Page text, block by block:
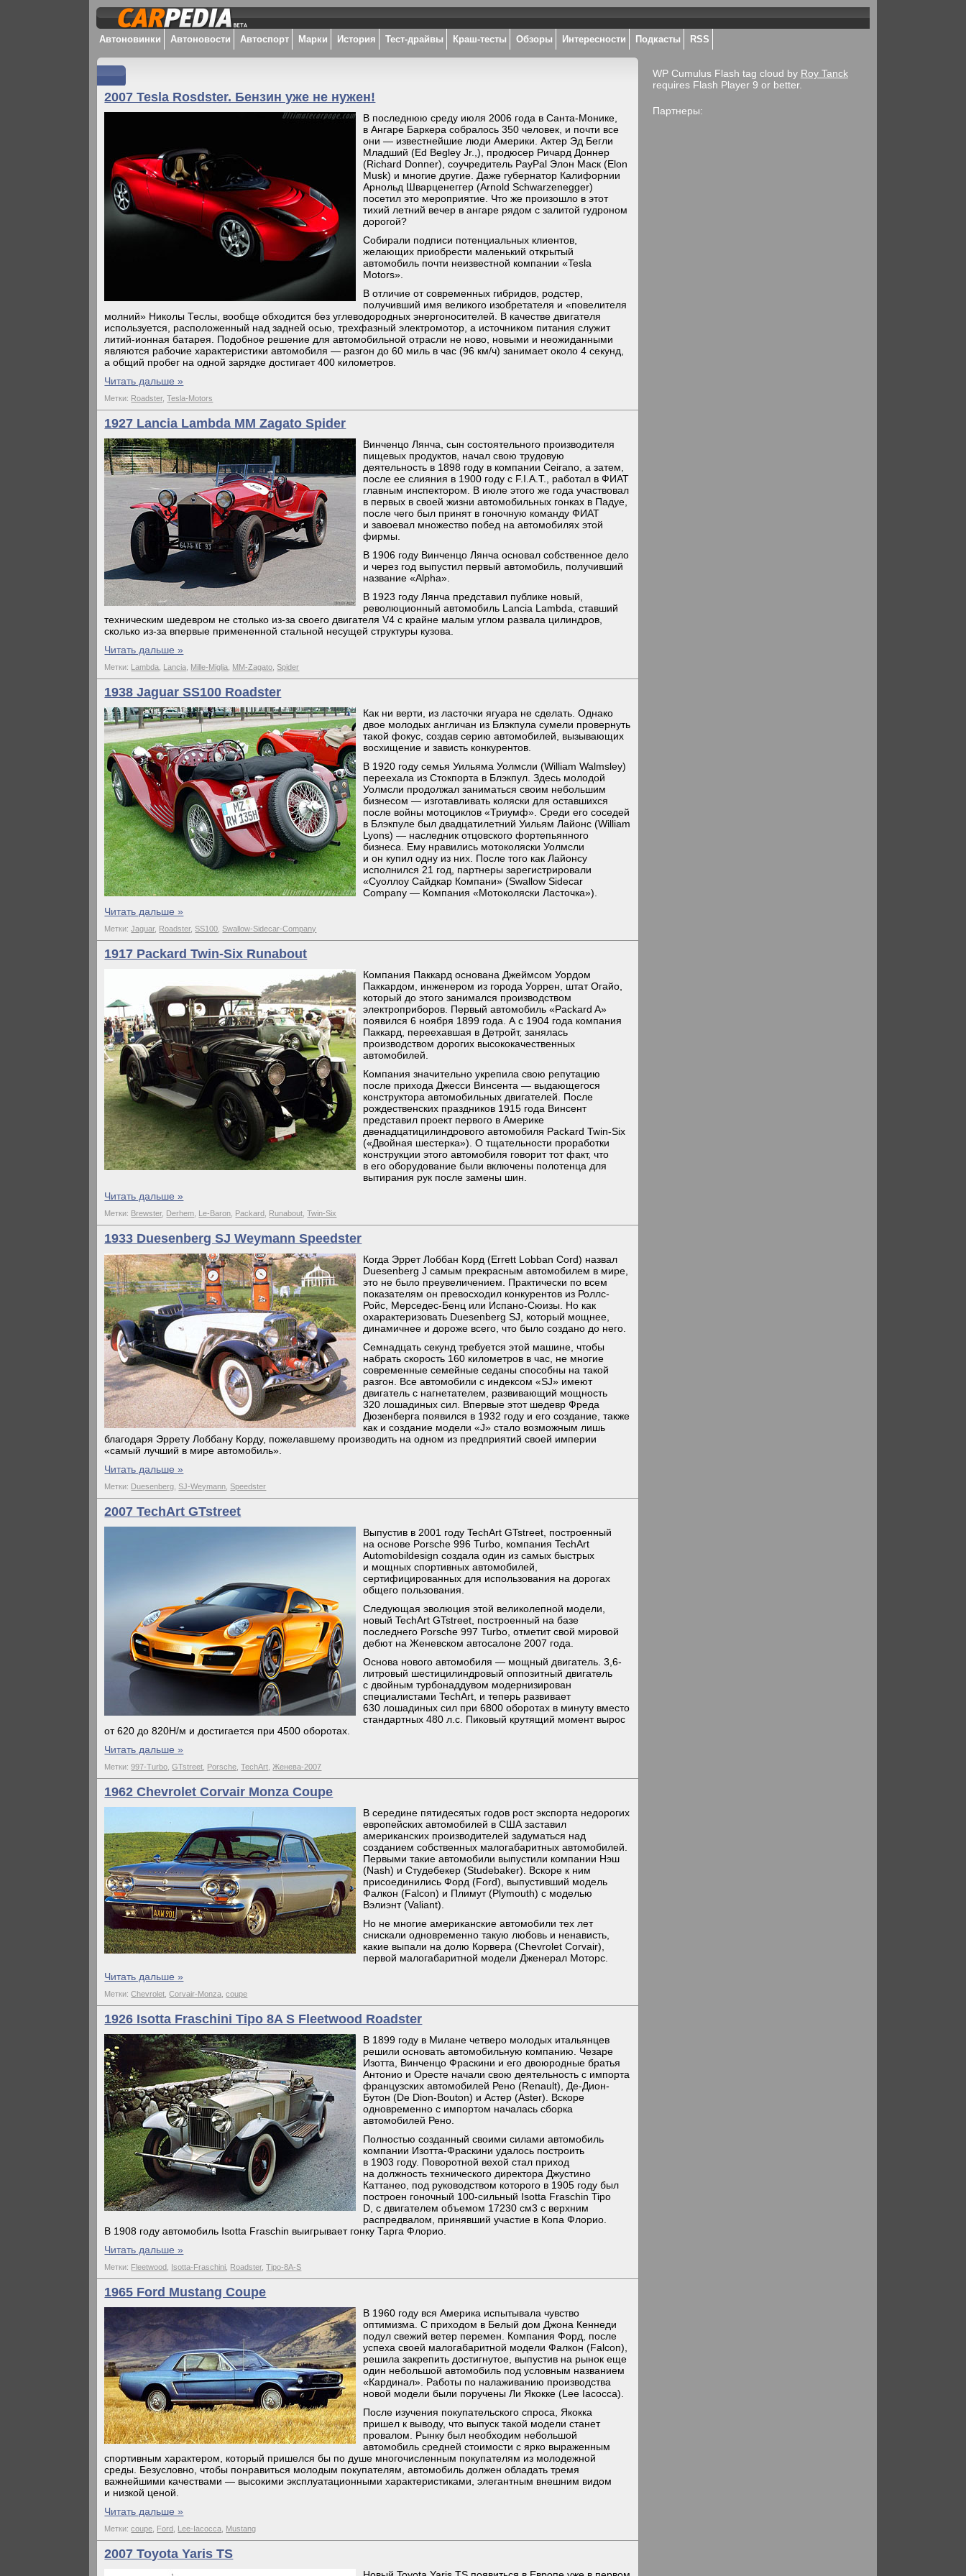
Автоновинки Автоновости Автоспорт Марки История Тест-драйвы Краш-тесты Обзоры Интересности Подкасты RSS
2007 Tesla Rosdster. Бензин уже не нужен!
В последнюю среду июля 2006 года в Санта-Монике,
в Ангаре Баркера собралось 350 человек, и почти все
они — известнейшие люди Америки. Актер Эд Бегли
Младший (Ed Begley Jr.,), продюсер Ричард Доннер
(Richard Donner), соучредитель PayPal Элон Маск (Elon
Musk) и многие другие. Даже губернатор Калифорнии
Арнольд Шварценеггер (Arnold Schwarzenegger)
посетил это мероприятие. Что же произошло в этот
тихий летний вечер в ангаре рядом с залитой гудроном
дорогой?
Собирали подписи потенциальных клиентов,
желающих приобрести маленький открытый
автомобиль почти неизвестной компании «Tesla
Motors».
В отличие от современных гибридов, родстер,
получивший имя великого изобретателя и «повелителя
молний» Николы Теслы, вообще обходится без углеводородных энергоносителей. В качестве двигателя
используется, расположенный над задней осью, трехфазный электромотор, а источником питания служит
литий-ионная батарея. Подобное решение для автомобильной отрасли не ново, новыми и неожиданными
являются рабочие характеристики автомобиля — разгон до 60 миль в час (96 км/ч) занимает около 4 секунд,
а общий пробег на одной зарядке достигает 400 километров.
Читать дальше »
Метки: Roadster,Tesla-Motors
1927 Lancia Lambda MM Zagato Spider
Винченцо Лянча, сын состоятельного производителя
пищевых продуктов, начал свою трудовую
деятельность в 1898 году в компании Ceirano, а затем,
после ее слияния в 1900 году с F.I.A.T., работал в ФИАТ
главным инспектором. В июле этого же года участвовал
в первых в своей жизни автомобильных гонках в Падуе,
после чего был принят в гоночную команду ФИАТ
и завоевал множество побед на автомобилях этой
фирмы.
В 1906 году Винченцо Лянча основал собственное дело
и через год выпустил первый автомобиль, получивший
название «Alpha».
В 1923 году Лянча представил публике новый,
революционный автомобиль Lancia Lambda, ставший
техническим шедевром не столько из-за своего двигателя V4 с крайне малым углом развала цилиндров,
сколько из-за впервые примененной стальной несущей структуры кузова.
Читать дальше »
Метки: Lambda Lancia Mille-Miglia MM-Zagato ,Spider
1938 Jaguar SS100 Roadster
Как ни верти, из ласточки ягуара не сделать. Однако
двое молодых англичан из Блэкпула сумели провернуть
такой фокус, создав серию автомобилей, вызывающих
восхищение и зависть конкурентов.
В 1920 году семья Уильяма Уолмсли (William Walmsley)
переехала из Стокпорта в Блэкпул. Здесь молодой
Уолмсли продолжал заниматься своим небольшим
бизнесом — изготавливать коляски для оставшихся
после войны мотоциклов «Триумф». Среди его соседей
в Блэкпуле был двадцатилетний Уильям Лайонс (William
Lyons) — наследник отцовского фортепьянного
бизнеса. Ему нравились мотоколяски Уолмсли
и он купил одну из них. После того как Лайонсу
исполнился 21 год, партнеры зарегистрировали
«Суоллоу Сайдкар Компани» (Swallow Sidecar
Company — Компания «Мотоколяски Ласточка»).
Читать дальше »
Метки:Jaguar, Roadster,SS100 ,Swallow-Sidecar-Company
1917 Packard Twin-Six Runabout
Компания Паккард основана Джеймсом Уордом
Паккардом, инженером из города Уоррен, штат Огайо,
который до этого занимался производством
электроприборов. Первый автомобиль «Packard A»
появился 6 ноября 1899 года. А с 1904 года компания
Паккард, переехавшая в Детройт, занялась
производством дорогих высококачественных
автомобилей.
Компания значительно укрепила свою репутацию
после прихода Джесси Винсента — выдающегося
конструктора автомобильных двигателей. После
рождественских праздников 1915 года Винсент
представил проект первого в Америке
двенадцатицилиндрового автомобиля Packard Twin-Six
(«Двойная шестерка»). О тщательности проработки
конструкции этого автомобиля говорит тот факт, что
в его оборудование были включены полотенца для
вытирания рук после замены шин.
Читать дальше »
Метки: Brewster, Derhem Le-Baron Packard Runabout ,Twin-Six
1933 Duesenberg SJ Weymann Speedster
Когда Эррет Лоббан Корд (Errett Lobban Cord) назвал
Duesenberg J самым прекрасным автомобилем в мире,
это не было преувеличением. Практически по всем
показателям он превосходил конкурентов из Роллс-
Ройс, Мерседес-Бенц или Испано-Сюизы. Но как
охарактеризовать Duesenberg SJ, который мощнее,
динамичнее и дороже всего, что было создано до него.
Семнадцать секунд требуется этой машине, чтобы
набрать скорость 160 километров в час, не многие
современные семейные седаны способны на такой
разгон. Все автомобили с индексом «SJ» имеют
двигатель с нагнетателем, развивающий мощность
320 лошадиных сил. Впервые этот шедевр Фреда
Дюзенберга появился в 1932 году и его создание, также
как и создание модели «J» стало возможным лишь
благодаря Эррету Лоббану Корду, пожелавшему производить на одном из предприятий своей империи
«самый лучший в мире автомобиль».
Читать дальше »
Метки: Duesenberg ,SJ-Weymann ,Speedster
2007 TechArt GTstreet
Выпустив в 2001 году TechArt GTstreet, построенный
на основе Porsche 996 Turbo, компания TechArt
Automobildesign создала один из самых быстрых
и мощных спортивных автомобилей,
сертифицированных для использования на дорогах
общего пользования.
Следующая эволюция этой великолепной модели,
новый TechArt GTstreet, построенный на базе
последнего Porsche 997 Turbo, отметит свой мировой
дебют на Женевском автосалоне 2007 года.
Основа нового автомобиля — мощный двигатель. 3,6-
литровый шестицилиндровый оппозитный двигатель
с двойным турбонаддувом модернизирован
специалистами TechArt, и теперь развивает
630 лошадиных сил при 6800 оборотах в минуту вместо
стандартных 480 л.с. Пиковый крутящий момент вырос
от 620 до 820Н/м и достигается при 4500 оборотах.
Читать дальше »
Метки:997-Turbo ,GTstreet Porsche ,TechArt Женева-2007
1962 Chevrolet Corvair Monza Coupe
В середине пятидесятых годов рост экспорта недорогих
европейских автомобилей в США заставил
американских производителей задуматься над
созданием собственных малогабаритных автомобилей.
Первыми такие автомобили выпустили компании Нэш
(Nash) и Студебекер (Studebaker). Вскоре к ним
присоединились Форд (Ford), выпустивший модель
Фалкон (Falcon) и Плимут (Plymouth) с моделью
Вэлиэнт (Valiant).
Но не многие американские автомобили тех лет
снискали одновременно такую любовь и ненависть,
какие выпали на долю Корвера (Chevrolet Corvair),
первой малогабаритной модели Дженерал Моторс.
Читать дальше »
Метки:Chevrolet ,Corvair-Monza ,coupe
1926 Isotta Fraschini Tipo 8A S Fleetwood Roadster
В 1899 году в Милане четверо молодых итальянцев
решили основать автомобильную компанию. Чезаре
Изотта, Винченцо Фраскини и его двоюродные братья
Антонио и Оресте начали свою деятельность с импорта
французских автомобилей Рено (Renault), Де-Дион-
Бутон (De Dion-Bouton) и Астер (Aster). Вскоре
одновременно с импортом началась сборка
автомобилей Рено.
Полностью созданный своими силами автомобиль
компании Изотта-Фраскини удалось построить
в 1903 году. Поворотной вехой стал приход
на должность технического директора Джустино
Каттанео, под руководством которого в 1905 году был
построен гоночный 100-сильный Isotta Fraschin Tipo
D, с двигателем объемом 17230 см3 с верхним
распредвалом, принявший участие в Копа Флорио.
В 1908 году автомобиль Isotta Fraschin выигрывает гонку Тарга Флорио.
Читать дальше »
Метки: Fleetwood Isotta-Fraschini Roadster,Tipo-8A-S
1965 Ford Mustang Coupe
В 1960 году вся Америка испытывала чувство
оптимизма. С приходом в Белый дом Джона Кеннеди
подул свежий ветер перемен. Компания Форд, после
успеха своей малогабаритной модели Фалкон (Falcon),
решила закрепить достигнутое, выпустив на рынок еще
один небольшой автомобиль под условным названием
«Кардинал». Работы по налаживанию производства
новой модели были поручены Ли Якокке (Lee Iacocca).
После изучения покупательского спроса, Якокка
пришел к выводу, что выпуск такой модели станет
провалом. Рынку был необходим небольшой
автомобиль средней стоимости с ярко выраженным
спортивным характером, который пришелся бы по душе многочисленным покупателям из молодежной
среды. Безусловно, чтобы понравиться молодым покупателям, автомобиль должен обладать тремя
важнейшими качествами — высокими эксплуатационными характеристиками, элегантным внешним видом
и низкой ценой.
Читать дальше »
Метки:coupe Ford Lee-Iacocca Mustang
2007 Toyota Yaris TS
WP Cumulus Flash tag cloud by Roy Tanck
requires Flash Player 9 or better.
Партнеры: